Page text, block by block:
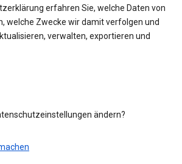
erfahren Sie, welche Daten von
welche Zwecke wir damit verfolgen und
verwalten, exportieren und
ändern?